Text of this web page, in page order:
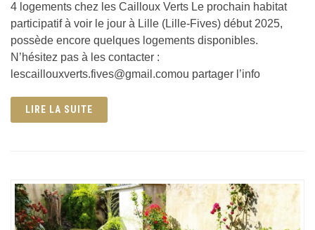
4 logements chez les Cailloux Verts Le prochain habitat
participatif à voir le jour à Lille (Lille-Fives) début 2025,
possède encore quelques logements disponibles.
N’hésitez pas à les contacter :
lescaillouxverts.fives@gmail.comou partager l’info
LIRE LA SUITE